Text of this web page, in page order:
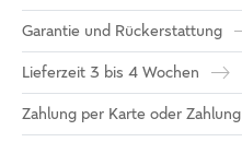
Garantie und Rückerstattung
Lieferzeit 3 bis 4 Wochen
Zahlung per Karte oder Zahlung